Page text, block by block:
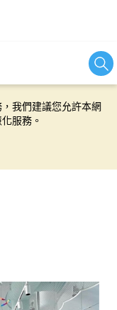
站服務，並有助於為
我們建議您允許本網
服務。